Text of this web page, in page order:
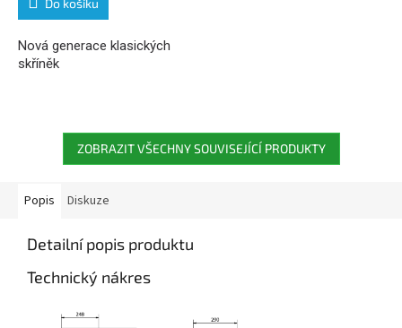
Do košíku
Nová generace klasických
skříněk
ZOBRAZIT VŠECHNY SOUVISEJÍCÍ PRODUKTY
Popis Diskuze
Detailní popis produktu
Technický nákres